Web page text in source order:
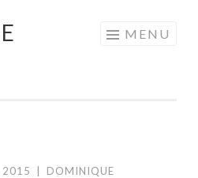
MENU
2015 DOMINIQUE